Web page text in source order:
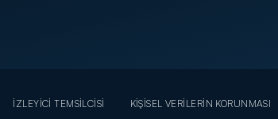
İZLEYİCİ TEMSİLCİSİ KİŞİSEL VERİLERİN KORUNMASI